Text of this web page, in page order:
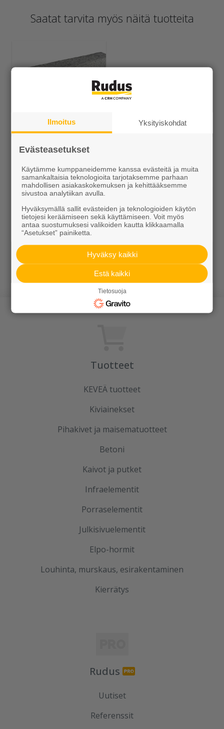
Saatat tarvita myös näitä tuotteita
Viistereunakivet
Muut Graniittireunakivet
Tuotteet
KEVEÄ tuotteet
Kiviainekset
Pihakivet ja maisematuotteet
Betoni
Kaivot ja putket
Infraelementit
Porraselementit
Julkisivuelementit
Elpo-hormit
Louhinta, murskaus, esirakentaminen
Kierrätys
Rudus
Uutiset
Referenssit
Ilmoitus Yksityiskohdat
Evästeasetukset
Käytämme kumppaneidemme kanssa evästeitä ja muita
samankaltaisia teknologioita tarjotaksemme parhaan
mahdollisen asiakaskokemuksen ja kehittääksemme
sivustoa analytiikan avulla.
Hyväksymällä sallit evästeiden ja teknologioiden käytön
tietojesi keräämiseen sekä käyttämiseen. Voit myös
antaa suostumuksesi valikoiden kautta klikkaamalla
“Asetukset” painiketta.
Hyväksy kaikki
Estä kaikki
Tietosuoja